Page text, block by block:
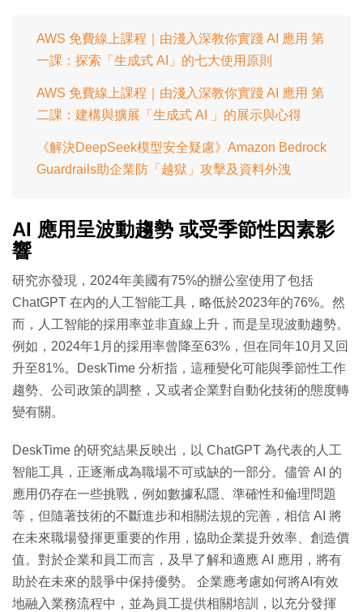
AWS 免費線上課程｜由淺入深教你實踐 AI 應用 第
一課：探索「生成式 AI」的七大使用原則
AWS 免費線上課程｜由淺入深教你實踐 AI 應用 第
二課：建構與擴展「生成式 AI 」的展示與心得
《解決DeepSeek模型安全疑慮》Amazon Bedrock
Guardrails助企業防「越獄」攻擊及資料外洩
AI 應用呈波動趨勢 或受季節性因素影
響
研究亦發現，2024年美國有75%的辦公室使用了包括
ChatGPT 在內的人工智能工具，略低於2023年的76%。然
而，人工智能的採用率並非直線上升，而是呈現波動趨勢。
例如，2024年1月的採用率曾降至63%，但在同年10月又回
升至81%。DeskTime 分析指，這種變化可能與季節性工作
趨勢、公司政策的調整，又或者企業對自動化技術的態度轉
變有關。
DeskTime 的研究結果反映出，以 ChatGPT 為代表的人工
智能工具，正逐漸成為職場不可或缺的一部分。儘管 AI 的
應用仍存在一些挑戰，例如數據私隱、準確性和倫理問題
等，但隨著技術的不斷進步和相關法規的完善，相信 AI 將
在未來職場發揮更重要的作用，協助企業提升效率、創造價
值。對於企業和員工而言，及早了解和適應 AI 應用，將有
助於在未來的競爭中保持優勢。 企業應考慮如何將AI有效
地融入業務流程中，並為員工提供相關培訓，以充分發揮